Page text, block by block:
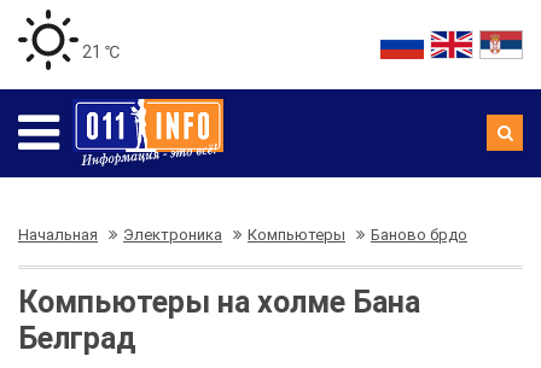
21 ℃
Начальная Электроника Компьютеры Баново брдо
Компьютеры на холме Бана
Белград